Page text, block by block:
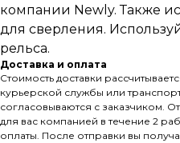
компании Newly. Также
для сверления.
рельса.
Доставка и оплата
Стоимость доставки
курьерской службы или
согласовываются с заказчиком.
для вас компанией в течение 2
оплаты. После отправки вы